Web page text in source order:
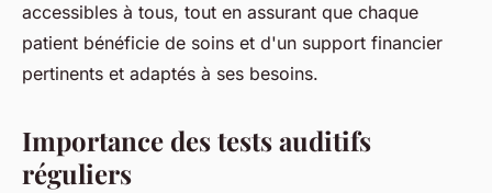
accessibles à tous, tout en assurant que chaque
patient bénéficie de soins et d'un support financier
pertinents et adaptés à ses besoins.
Importance des tests auditifs
réguliers